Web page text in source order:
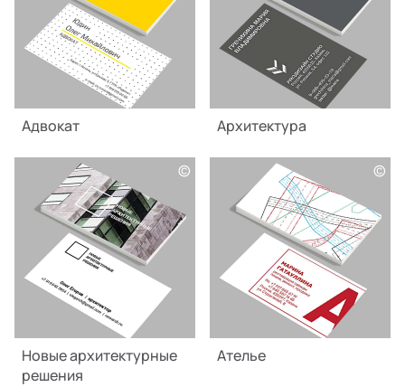
Адвокат Архитектура
©
Новые архитектурные
решения
©
Ателье